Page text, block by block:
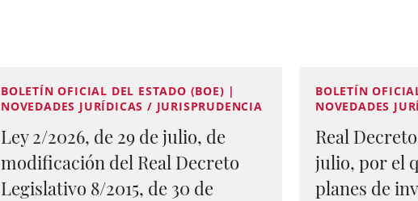
BOLETÍN OFICIAL DEL ESTADO (BOE) |
NOVEDADES JURÍDICAS / JURISPRUDENCIA
Ley 2/2026, de 29 de julio, de
modificación del Real Decreto
Legislativo 8/2015, de 30 de
BOLETÍN
NOVEDADES
Real
julio, por el
planes de